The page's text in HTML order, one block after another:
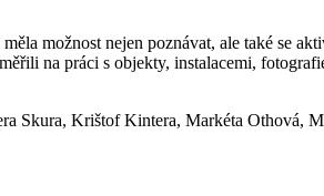
možnost nejen poznávat, ale také se
na práci s objekty, instalacemi,
Skura, Krištof Kintera, Markéta Othová,